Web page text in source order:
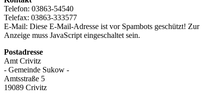
Telefon: 03863-54540
Telefax: 03863-333577
E-Mail: Diese E-Mail-Adresse ist vor Spambots geschützt! Zur
Anzeige muss JavaScript eingeschaltet sein.
Postadresse
Amt Crivitz
- Gemeinde Sukow -
Amtsstraße 5
19089 Crivitz